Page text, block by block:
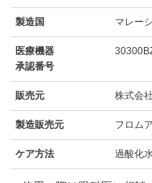
製造国 マレー
医療機器
承認番号
販売元 株式会
製造販売元 フロム
ケア方法 過酸化